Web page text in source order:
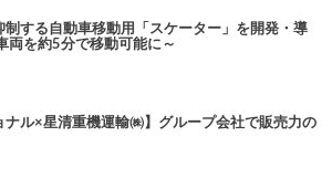
する自動車移動用「スケーター」を開発・導
両を約5分で移動可能に～
ナル×星清重機運輸㈱】グループ会社で販売力の